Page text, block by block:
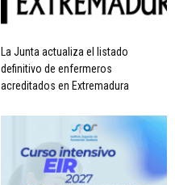
La Junta actualiza el listado
definitivo de enfermeros
acreditados en Extremadura